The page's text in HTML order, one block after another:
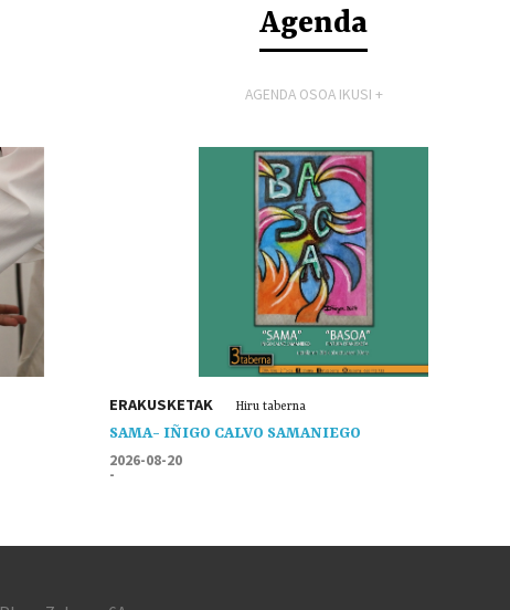
Agenda
AGENDA OSOA IKUSI +
ERAKUSKETAK Hiru taberna
SAMA- IÑIGO CALVO SAMANIEGO
2026-08-20
-